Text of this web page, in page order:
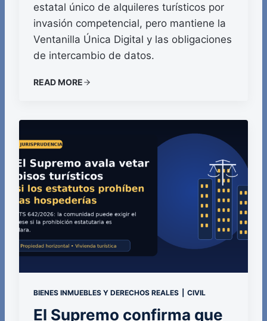
estatal único de alquileres turísticos por
invasión competencial, pero mantiene la
Ventanilla Única Digital y las obligaciones
de intercambio de datos.
READ MORE
BIENES INMUEBLES Y DERECHOS REALES CIVIL
El Supremo confirma que